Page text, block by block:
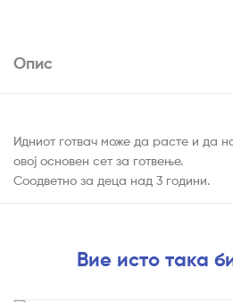
Опис
Идниот готвач може да расте и да
овој основен сет за готвење.
Соодветно за деца над 3 години.
Вие исто така